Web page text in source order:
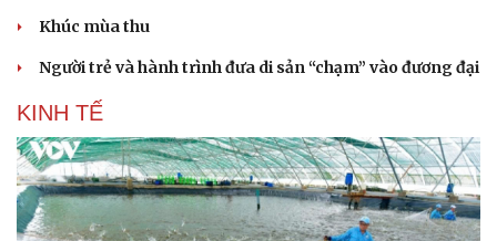
Khúc mùa thu
Người trẻ và hành trình đưa di sản “chạm” vào đương đại
KINH TẾ